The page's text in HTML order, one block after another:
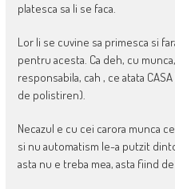
platesca sa li se faca.
Lor li se cuvine sa primesca si
pentru acesta. Ca deh, cu
responsabila, cah , ce atata
de polistiren).
Necazul e cu cei carora munca
si nu automatism le-a putzit
asta nu e treba mea, asta fiind